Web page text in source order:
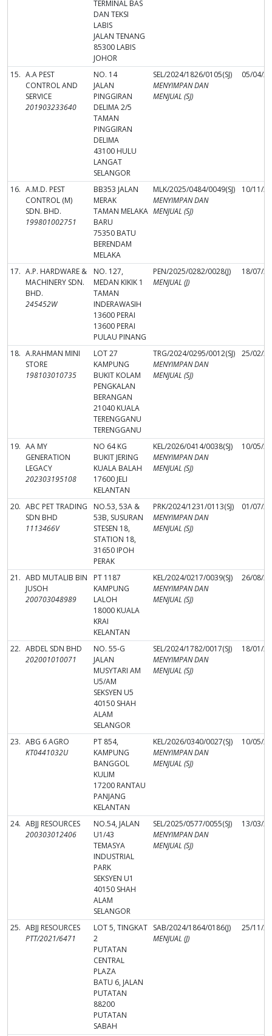
TERMINAL BAS
DAN TEKSI
LABIS
JALAN TENANG
85300 LABIS
JOHOR
15. A.A PEST
CONTROL AND
SERVICE
201903233640
NO. 14
JALAN
PINGGIRAN
DELIMA 2/5
TAMAN
PINGGIRAN
DELIMA
43100 HULU
LANGAT
SELANGOR
SEL/2024/1826/0105(SJ)
MENYIMPAN DAN
MENJUAL (SJ)
05/04/
16. A.M.D. PEST
CONTROL (M)
SDN. BHD.
199801002751
BB353 JALAN
MERAK
TAMAN MELAKA
BARU
75350 BATU
BERENDAM
MELAKA
MLK/2025/0484/0049(SJ)
MENYIMPAN DAN
MENJUAL (SJ)
10/11/
17. A.P. HARDWARE &
MACHINERY SDN.
BHD.
245452W
NO. 127,
MEDAN KIKIK 1
TAMAN
INDERAWASIH
13600 PERAI
13600 PERAI
PULAU PINANG
PEN/2025/0282/0028(J)
MENJUAL (J)
18/07/
18. A.RAHMAN MINI
STORE
198103010735
LOT 27
KAMPUNG
BUKIT KOLAM
PENGKALAN
BERANGAN
21040 KUALA
TERENGGANU
TERENGGANU
TRG/2024/0295/0012(SJ)
MENYIMPAN DAN
MENJUAL (SJ)
25/02/
19. AA MY
GENERATION
LEGACY
202303195108
NO 64 KG
BUKIT JERING
KUALA BALAH
17600 JELI
KELANTAN
KEL/2026/0414/0038(SJ)
MENYIMPAN DAN
MENJUAL (SJ)
10/05/
20. ABC PET TRADING
SDN BHD
1113466V
NO.53, 53A &
53B, SUSURAN
STESEN 18,
STATION 18,
31650 IPOH
PERAK
PRK/2024/1231/0113(SJ)
MENYIMPAN DAN
MENJUAL (SJ)
01/07/
21. ABD MUTALIB BIN
JUSOH
200703048989
PT 1187
KAMPUNG
LALOH
18000 KUALA
KRAI
KELANTAN
KEL/2024/0217/0039(SJ)
MENYIMPAN DAN
MENJUAL (SJ)
26/08/
22. ABDEL SDN BHD
202001010071
NO. 55-G
JALAN
MUSYTARI AM
U5/AM
SEKSYEN U5
40150 SHAH
ALAM
SELANGOR
SEL/2024/1782/0017(SJ)
MENYIMPAN DAN
MENJUAL (SJ)
18/01/
23. ABG 6 AGRO
KT0441032U
PT 854,
KAMPUNG
BANGGOL
KULIM
17200 RANTAU
PANJANG
KELANTAN
KEL/2026/0340/0027(SJ)
MENYIMPAN DAN
MENJUAL (SJ)
10/05/
24. ABJJ RESOURCES
200303012406
NO.54, JALAN
U1/43
TEMASYA
INDUSTRIAL
PARK
SEKSYEN U1
40150 SHAH
ALAM
SELANGOR
SEL/2025/0577/0055(SJ)
MENYIMPAN DAN
MENJUAL (SJ)
13/03/
25. ABJJ RESOURCES
PTT/2021/6471
LOT 5, TINGKAT
2
PUTATAN
CENTRAL
PLAZA
BATU 6, JALAN
PUTATAN
88200
PUTATAN
SABAH
SAB/2024/1864/0186(J)
MENJUAL (J)
25/11/